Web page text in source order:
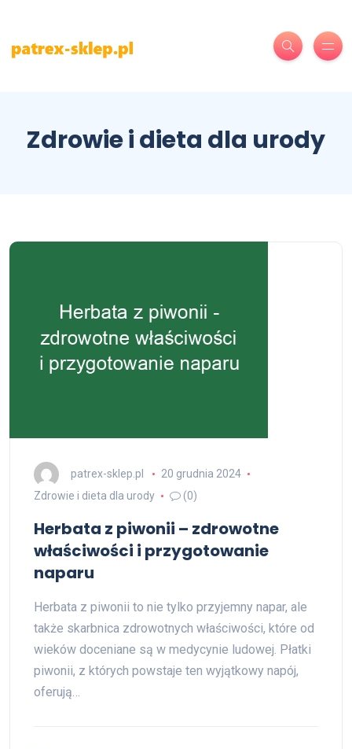
Zdrowie i dieta dla urody
patrex-sklep.pl
20 grudnia 2024
Zdrowie i dieta dla urody
(0)
Herbata z piwonii – zdrowotne
właściwości i przygotowanie
naparu
Herbata z piwonii to nie tylko przyjemny napar, ale
także skarbnica zdrowotnych właściwości, które od
wieków doceniane są w medycynie ludowej. Płatki
piwonii, z których powstaje ten wyjątkowy napój,
oferują…